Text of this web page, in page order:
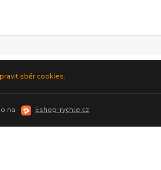
sběr cookies.
na Eshop-rychle.cz